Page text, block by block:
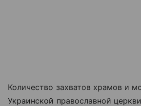
Количество захватов храмов и
Украинской православной